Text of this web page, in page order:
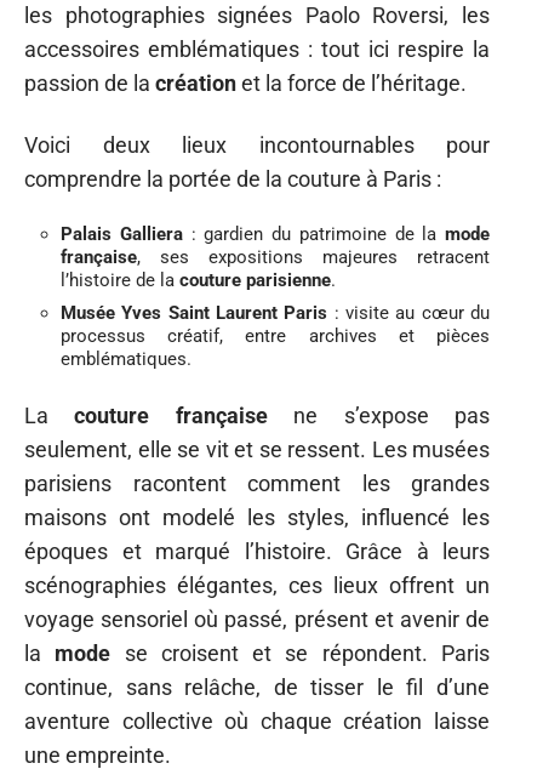
les photographies signées Paolo Roversi, les
accessoires emblématiques : tout ici respire la
passion de la créationet la force de l’héritage.
Voici deux lieux incontournables pour
comprendre la portée de la couture à Paris :
Palais Galliera: gardien du patrimoine de la mode
française, ses expositions majeures retracent
l’histoire de la couture parisienne.
Musée Yves Saint Laurent Paris : visite au cœur du
processus créatif, entre archives et pièces
emblématiques.
Lacouture françaisene s’expose pas
seulement, elle se vit et se ressent. Les musées
parisiens racontent comment les grandes
maisons ont modelé les styles, influencé les
époques et marqué l’histoire. Grâce à leurs
scénographies élégantes, ces lieux offrent un
voyage sensoriel où passé, présent et avenir de
la mode se croisent et se répondent. Paris
continue, sans relâche, de tisser le fil d’une
aventure collective où chaque création laisse
une empreinte.